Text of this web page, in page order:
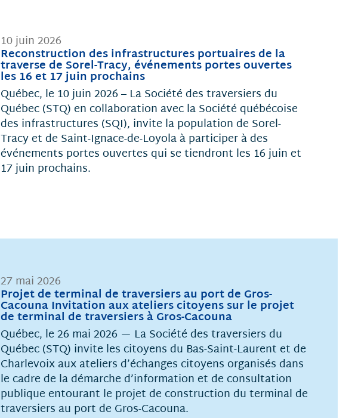
Reconstruction des infrastructures portuaires de la
traverse de Sorel-Tracy, événements portes ouvertes
les 16 et 17 juin prochains
10 juin 2026
Québec, le 10 juin 2026 – La Société des traversiers du
Québec (STQ) en collaboration avec la Société québécoise
des infrastructures (SQI), invite la population de Sorel-
Tracy et de Saint-Ignace-de-Loyola à participer à des
événements portes ouvertes qui se tiendront les 16 juin et
17 juin prochains.
Projet de terminal de traversiers au port de Gros-
Cacouna Invitation aux ateliers citoyens sur le projet
de terminal de traversiers à Gros-Cacouna
27 mai 2026
Québec, le 26 mai 2026 — La Société des traversiers du
Québec (STQ) invite les citoyens du Bas-Saint-Laurent et de
Charlevoix aux ateliers d’échanges citoyens organisés dans
le cadre de la démarche d’information et de consultation
publique entourant le projet de construction du terminal de
traversiers au port de Gros-Cacouna.